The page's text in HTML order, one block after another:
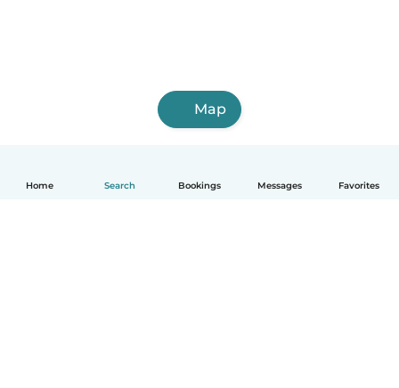
Home Search Bookings Messages Favorites
Map